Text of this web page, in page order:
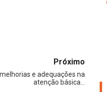
Próximo
e adequações na
atenção básica…